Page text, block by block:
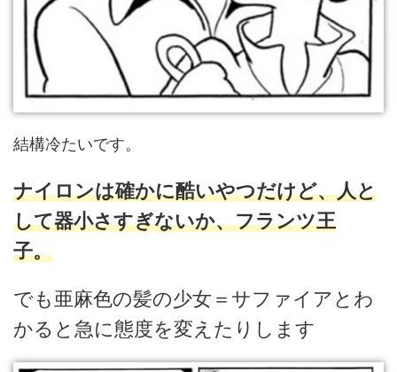
結構冷たいです。
ナイロンは確かに酷いやつだけど、人と
して器小さすぎないか、フランツ王
子。
でも亜麻色の髪の少女＝サファイアとわ
かると急に態度を変えたりします